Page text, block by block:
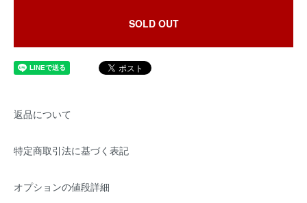
SOLD OUT
返品について
特定商取引法に基づく表記
オプションの値段詳細